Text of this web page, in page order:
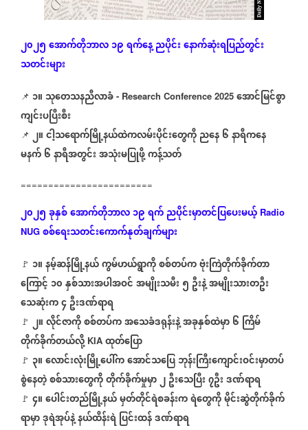
၂၀၂၅အောက်တိုဘာလ၁၉ရက်နေ့ညပိုင်းနောက်ဆုံးရပြည်တွင်း
သတင်းများ
📌 ⁨⁨⁨⁨⁨⁨⁨⁨⁨⁨⁨⁨⁨ ၁။သုတေသနညီလာခံ - Research Conference 2025 အောင်မြင်စွာ
ကျင်းပပြီးစီး
📌 ⁨⁨⁨⁨⁨⁨⁨⁨⁨⁨⁨⁨⁨ ၂။ငါ့သရောက်မြို့နယ်ထဲကလမ်းပိုင်းတွေကိုညနေ၆နာရီကနေ
မနက်၆နာရီအတွင်းအသုံးမပြုဖို့ကန့်သတ်
========================
၂၀၂၅ခုနှစ်အောက်တိုဘာလ၁၉ရက်ညပိုင်းမှာတင်ပြပေးမယ့် Radio
NUG စစ်ရေးသတင်းကောက်နုတ်ချက်များ
🚩 ⁨⁨⁨⁨⁨⁨⁨⁨⁨⁨⁨⁨⁨ ၁။နမ့်ဆန်မြို့နယ်ကွမ်ဟယ်ရွာကိုစစ်တပ်ကဗုံးကြဲတိုက်ခိုက်တာ
ကြောင့်၁၀နှစ်သားအပါအဝင်အမျိုးသမီး ၅ ဦးနဲ့အမျိုးသားတဦး
သေဆုံးက၄ဦးဒဏ်ရာရ
🚩 ⁨⁨⁨⁨⁨⁨⁨⁨⁨⁨⁨⁨⁨ ၂။လိုင်ဇာကိုစစ်တပ်ကအသေခံဒရုန်းနဲ့အခုနှစ်ထဲမှာ၆ ကြိမ်
တိုက်ခိုက်တယ်လို့ KIA ထုတ်ပြော
🚩 ⁨⁨⁨⁨⁨⁨⁨⁨⁨⁨⁨⁨⁨ ၃။လောင်းလုံးမြို့ပေါ်ကအောင်သပြေဘုန်းကြီးကျောင်းဝင်းမှာတပ်
စွဲနေတဲ့စစ်သားတွေကိုတိုက်ခိုက်မှုမှာ၂ဦးသေပြီး၇ဦးဒဏ်ရာရ
🚩 ၄။ပေါင်းတည်မြို့နယ်မှတ်တိုင်ရဲစခန်းကရဲတွေကိုမိုင်းဆွဲတိုက်ခိုက်
ရာမှာဒုရဲအုပ်နဲ့နယ်ထိန်းရဲ ပြင်းထန်ဒဏ်ရာရ